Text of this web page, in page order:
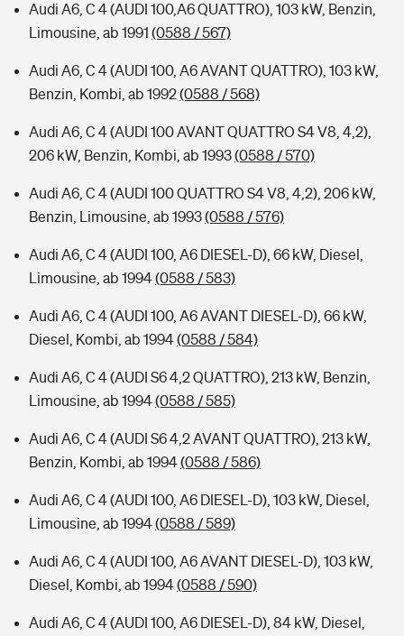
Audi A6, C 4 (AUDI 100,A6 QUATTRO), 103 kW, Benzin,
Limousine, ab 1991 (0588 / 567)
Audi A6, C 4 (AUDI 100, A6 AVANT QUATTRO), 103 kW,
Benzin, Kombi, ab 1992(0588 / 568)
Audi A6, C 4 (AUDI 100 AVANT QUATTRO S4 V8, 4,2),
206 kW, Benzin, Kombi, ab 1993(0588 / 570)
Audi A6, C 4 (AUDI 100 QUATTRO S4 V8, 4,2), 206 kW,
Benzin, Limousine, ab 1993(0588 / 576)
Audi A6, C 4 (AUDI 100, A6 DIESEL-D), 66 kW, Diesel,
Limousine, ab 1994(0588 / 583)
Audi A6, C 4 (AUDI 100, A6 AVANT DIESEL-D), 66 kW,
Diesel, Kombi, ab 1994(0588 / 584)
Audi A6, C 4 (AUDI S6 4,2 QUATTRO), 213 kW, Benzin,
Limousine, ab 1994(0588 / 585)
Audi A6, C 4 (AUDI S6 4,2 AVANT QUATTRO), 213 kW,
Benzin, Kombi, ab 1994(0588 / 586)
Audi A6, C 4 (AUDI 100, A6 DIESEL-D), 103 kW, Diesel,
Limousine, ab 1994(0588 / 589)
Audi A6, C 4 (AUDI 100, A6 AVANT DIESEL-D), 103 kW,
Diesel, Kombi, ab 1994(0588 / 590)
Audi A6, C 4 (AUDI 100, A6 DIESEL-D), 84 kW, Diesel,